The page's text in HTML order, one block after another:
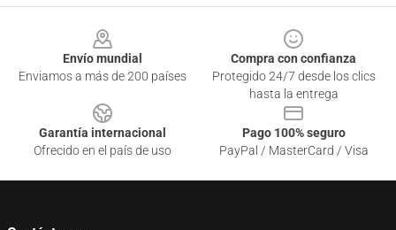
Envío mundial
Enviamos a más de 200 países
Compra con confianza
Protegido 24/7 desde los clics
hasta la entrega
Garantía internacional
Ofrecido en el país de uso
Pago 100% seguro
PayPal / MasterCard / Visa